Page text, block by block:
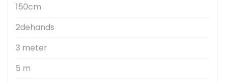
150cm
2dehands
3 meter
5 m